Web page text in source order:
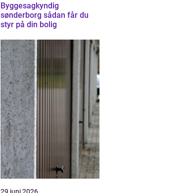
Byggesagkyndig
sønderborg sådan får du
styr på din bolig